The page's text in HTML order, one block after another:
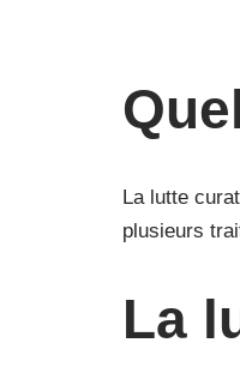
La lutte
plusieurs
La